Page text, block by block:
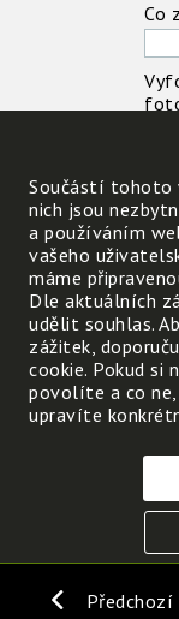
Co
Předchozí
Součástí tohoto
nich jsou
a používáním
vašeho
máme
Dle aktuálních
udělit souhlas.
zážitek,
cookie. Pokud si
povolíte a co
upravíte
Nezbytně
Tyto soubory
funkce. Bez